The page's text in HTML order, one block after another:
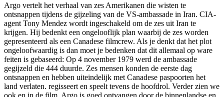
Argo vertelt het verhaal van zes Amerikanen die wisten te
ontsnappen tijdens de gijzeling van de VS-ambassade in Iran. CIA-
agent Tony Mendez wordt ingeschakeld om de zes uit Iran te
krijgen. Hij bedenkt een ongelooflijk plan waarbij de zes worden
gepresenteerd als een Canadese filmcrew. Als je denkt dat het plot
ongeloofwaardig is dan moet je bedenken dat dit allemaal op ware
feiten is gebaseerd: Op 4 november 1979 werd de ambassade
gegijzeld die 444 duurde. Zes mensen konden de eerste dag
ontsnappen en hebben uiteindelijk met Canadese paspoorten het
land verlaten. regisseert en speelt tevens de hoofdrol. Verder zien we
ook en in de film. Argo is goed ontvangen door de binnenlandse en